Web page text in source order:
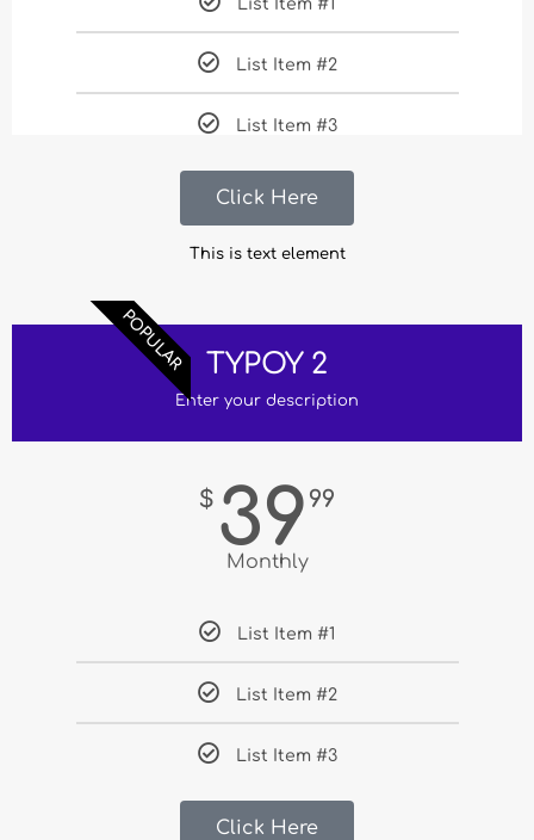
List Item #1
List Item #2
List Item #3
Click Here
This is text element
POPULAR TYPOY 2
Enter your description
$ 39 99
Monthly
List Item #1
List Item #2
List Item #3
Click Here